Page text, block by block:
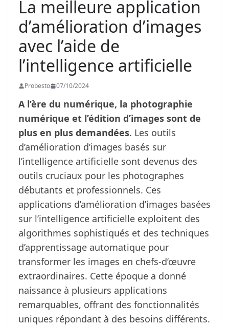
La meilleure application
d’amélioration d’images
avec l’aide de
l’intelligence artificielle
Probesto 07/10/2024
A l’ère du numérique, la photographie
numérique et l’édition d’images sont de
plus en plus demandées. Les outils
d’amélioration d’images basés sur
l’intelligence artificielle sont devenus des
outils cruciaux pour les photographes
débutants et professionnels. Ces
applications d’amélioration d’images basées
sur l’intelligence artificielle exploitent des
algorithmes sophistiqués et des techniques
d’apprentissage automatique pour
transformer les images en chefs-d’œuvre
extraordinaires. Cette époque a donné
naissance à plusieurs applications
remarquables, offrant des fonctionnalités
uniques répondant à des besoins différents.